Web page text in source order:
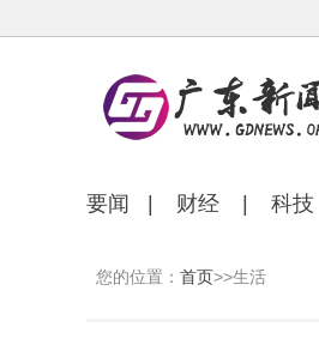
要闻 财经 科技
您的位置： 首页>>生活